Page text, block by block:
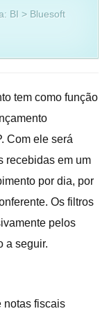
BI > Bluesoft
tem como função
Com ele será
recebidas em um
por dia, por
Os filtros
pelos
a seguir.
notas fiscais